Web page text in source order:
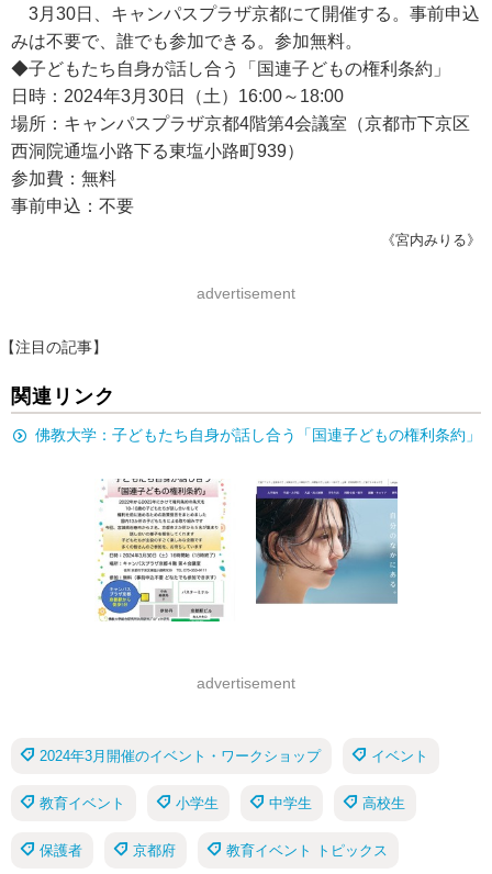
3月30日、キャンパスプラザ京都にて開催する。事前申込
みは不要で、誰でも参加できる。参加無料。
◆子どもたち自身が話し合う「国連子どもの権利条約」
日時：2024年3月30日（土）16:00～18:00
場所：キャンパスプラザ京都4階第4会議室（京都市下京区
西洞院通塩小路下る東塩小路町939）
参加費：無料
事前申込：不要
《宮内みりる》
advertisement
【注目の記事】
関連リンク
佛教大学：子どもたち自身が話し合う「国連子どもの権利条約」
advertisement
2024年3月開催のイベント・ワークショップ イベント
教育イベント 小学生 中学生 高校生
保護者 京都府 教育イベント トピックス